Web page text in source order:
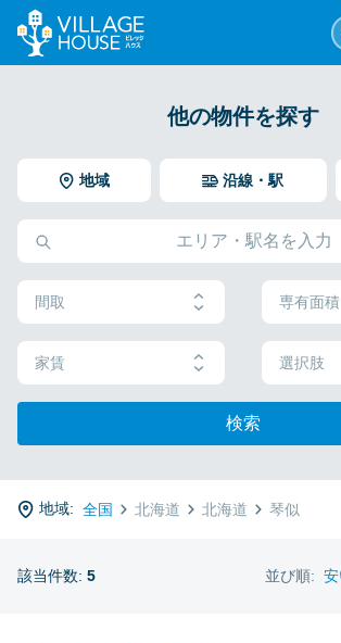
他の物件を探す
地域 沿線・駅
間取 専有面積
家賃 選択肢
検索
地域: 全国 北海道 北海道 琴似
該当件数: 5 並び順: